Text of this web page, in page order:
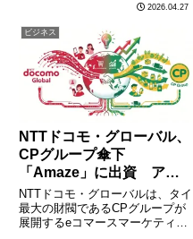
ポートで明らかになった。2026
年から2030年にかけてCAGR（年
平均成長率）17.7%という高水
準………
2026.04.27
ビジネス
NTTドコモ・グローバル、
CPグループ傘下
「Amaze」に出資 アジ
アEC市場に本腰
NTTドコモ・グローバルは、タイ
最大の財閥であるCPグループが
展開するeコマースマーケティン